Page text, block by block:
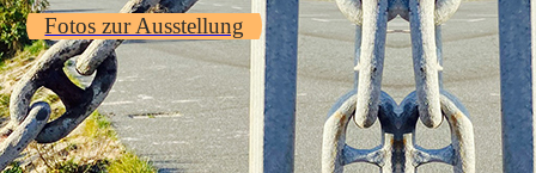
Fotos zur Ausstellung